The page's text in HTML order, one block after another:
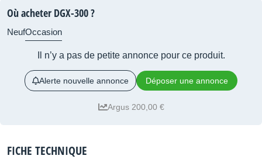
Où acheter DGX-300 ?
NeufOccasion
Il n’y a pas de petite annonce pour ce produit.
Alerte nouvelle annonce Déposer une annonce
Argus 200,00 €
FICHE TECHNIQUE